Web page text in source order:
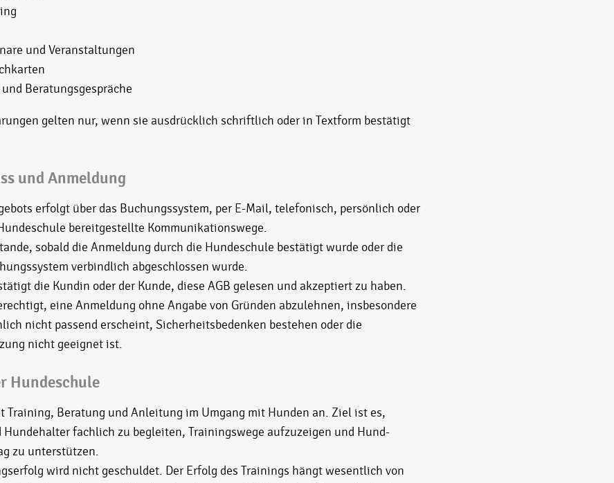
und Veranstaltungen
Beratungsgespräche
gelten nur, wenn sie ausdrücklich schriftlich oder in Textform bestätigt
und Anmeldung
erfolgt über das Buchungssystem, per E-Mail, telefonisch, persönlich oder
bereitgestellte Kommunikationswege.
sobald die Anmeldung durch die Hundeschule bestätigt wurde oder die
verbindlich abgeschlossen wurde.
die Kundin oder der Kunde, diese AGB gelesen und akzeptiert zu haben.
eine Anmeldung ohne Angabe von Gründen abzulehnen, insbesondere
nicht passend erscheint, Sicherheitsbedenken bestehen oder die
nicht geeignet ist.
Hundeschule
Training, Beratung und Anleitung im Umgang mit Hunden an. Ziel ist es,
fachlich zu begleiten, Trainingswege aufzuzeigen und Hund-
zu unterstützen.
wird nicht geschuldet. Der Erfolg des Trainings hängt wesentlich von